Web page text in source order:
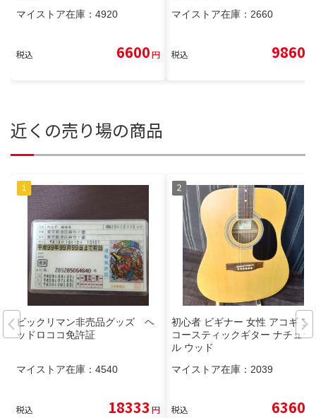
マイストア在庫： 4920
税込 6600円
マイストア在庫： 2660
税込 9860
近くの売り場の商品
ビックリマン非売品グッズ ヘ
ッドロココ免許証
マイストア在庫： 4540
税込 18333 円
初心者 ビギナー 女性 アコギ ア
コースティックギター ナチュラ
ル ウッド
マイストア在庫： 2039
税込 6360